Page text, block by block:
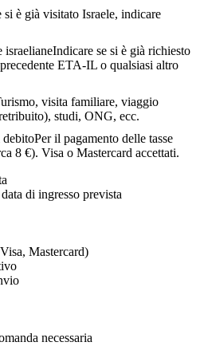
si è già visitato Israele, indicare
israelianeIndicare se si è già richiesto
ETA-IL o qualsiasi altro
visita familiare, viaggio
studi, ONG, ecc.
debitoPer il pagamento delle tasse
8 €). Visa o Mastercard accettati.
di ingresso prevista
Mastercard)
necessaria